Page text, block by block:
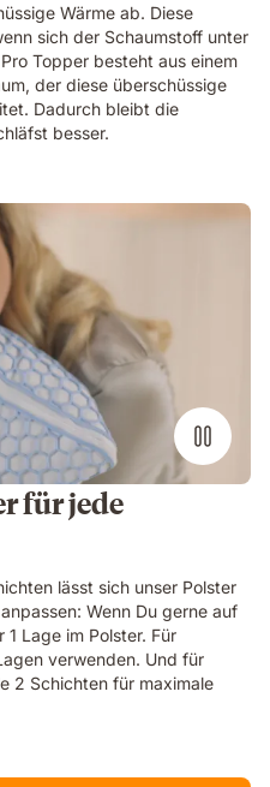
Wärme ab. Diese
sich der Schaumstoff unter
Topper besteht aus einem
der diese überschüssige
Dadurch bleibt die
besser.
für jede
lässt sich unser Polster
Wenn Du gerne auf
Lage im Polster. Für
verwenden. Und für
2 Schichten für maximale